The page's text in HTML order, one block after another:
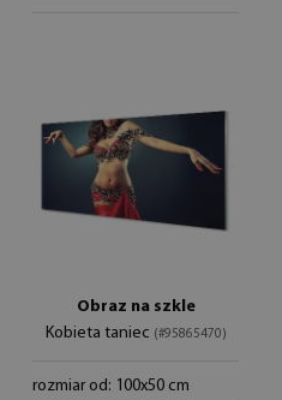
Obraz na szkle
Kobieta taniec (#95865470)
rozmiar od: 100x50 cm